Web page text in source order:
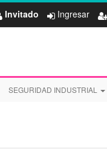
Invitado Ingresar
SEGURIDAD INDUSTRIAL